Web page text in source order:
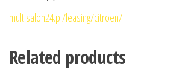
multisalon24.pl/leasing/citroen/
Related products